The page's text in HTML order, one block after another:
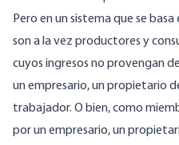
Pero en un sistema que se
son a la vez productores y
cuyos ingresos no provengan
un empresario, un propietario
trabajador. O bien, como
por un empresario, un